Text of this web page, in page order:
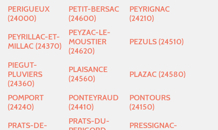
PERIGUEUX
(24000)
PETIT-BERSAC
(24600)
PEYRIGNAC
(24210)
PEYRILLAC-ET-
MILLAC (24370)
PEYZAC-LE-
MOUSTIER
(24620)
PEZULS (24510)
PIEGUT-
PLUVIERS
(24360)
PLAISANCE
(24560)
PLAZAC (24580)
POMPORT
(24240)
PONTEYRAUD
(24410)
PONTOURS
(24150)
PRATS-DE-
PRATS-DU-
PRESSIGNAC-